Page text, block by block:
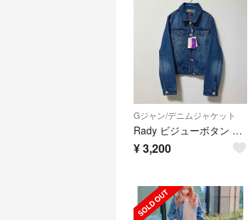
Gジャン/デニムジャケット
Rady ビジューボタン デニムジャケット F
¥3,200